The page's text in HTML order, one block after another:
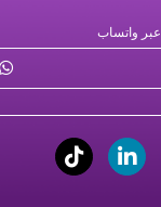
عبر واتساب